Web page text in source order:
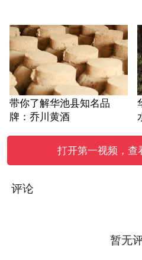
带你了解华池县知名品
牌：乔川黄酒
打开第一视频，查
评论
暂无